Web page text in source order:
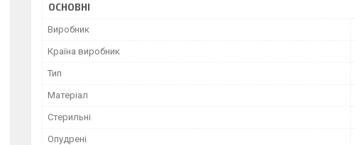
ОСНОВНІ
Виробник
Країна виробник
Тип
Матеріал
Стерильні
Опудрені